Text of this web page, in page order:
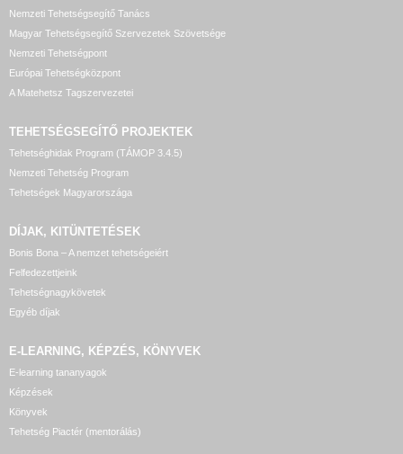
Nemzeti Tehetségsegítő Tanács
Magyar Tehetségsegítő Szervezetek Szövetsége
Nemzeti Tehetségpont
Európai Tehetségközpont
A Matehetsz Tagszervezetei
TEHETSÉGSEGÍTŐ PROJEKTEK
Tehetséghidak Program (TÁMOP 3.4.5)
Nemzeti Tehetség Program
Tehetségek Magyarországa
DÍJAK, KITÜNTETÉSEK
Bonis Bona – A nemzet tehetségeiért
Felfedezettjeink
Tehetségnagykövetek
Egyéb díjak
E-LEARNING, KÉPZÉS, KÖNYVEK
E-learning tananyagok
Képzések
Könyvek
Tehetség Piactér (mentorálás)